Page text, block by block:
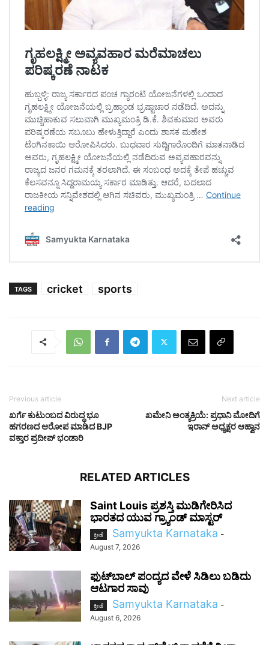
TAGS cricket sports
Previous article
ಖರ್ಗೆ ಕುಟುಂಬದ ವಿರುದ್ಧ ಭೂ
ಹಗರಣದ ಆರೋಪ ಮಾಡಿದ BJP
ವಕ್ತಾರ ಪ್ರದೀಪ್ ಭಂಡಾರಿ
Next article
ಖಮೇನಿ ಅಂತ್ಯಕ್ರಿಯೆ: ಪ್ರಧಾನಿ ಮೋದಿಗೆ
ಇರಾನ್ ಅಧ್ಯಕ್ಷರ ಆಹ್ವಾನ
RELATED ARTICLES
Saint Louis ಪ್ರಶಸ್ತಿ ಮುಡಿಗೇರಿಸಿದ
ಭಾರತದ ಯುವ ಗ್ರ್ಯಾಂಡ್ ಮಾಸ್ಟರ್
ಕ್ರೀಡೆ Samyukta Karnataka -
August 7, 2026
ಫುಟ್‌ಬಾಲ್ ಪಂದ್ಯದ ವೇಳೆ ಸಿಡಿಲು ಬಡಿದು
ಆಟಗಾರ ಸಾವು
ಕ್ರೀಡೆ Samyukta Karnataka -
August 6, 2026